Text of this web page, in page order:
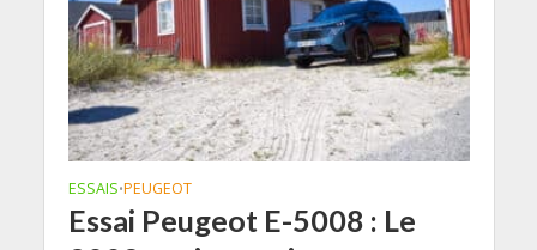
ESSAIS•PEUGEOT
Essai Peugeot E-5008 : Le